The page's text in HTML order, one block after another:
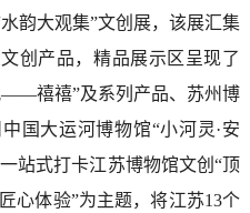
韵大观集”文创展，该展汇集
创产品，精品展示区呈现了
——禧禧”及系列产品、苏州博
国大运河博物馆“小河灵·安
站式打卡江苏博物馆文创“顶
心体验”为主题，将江苏13个